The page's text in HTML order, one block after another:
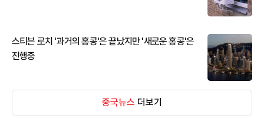
스티븐 로치 '과거의 홍콩'은 끝났지만 '새로운 홍콩'은
진행중
중국뉴스 더보기